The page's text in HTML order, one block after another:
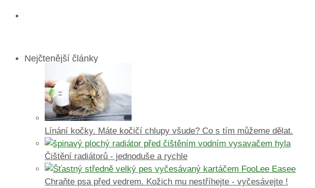
Nejčtenější články
Línání kočky. Máte kočičí chlupy všude? Co s tím můžeme dělat.
Čištění radiátorů - jednoduše a rychle
Chraňte psa před vedrem. Kožich mu nestříhejte - vyčesávejte !